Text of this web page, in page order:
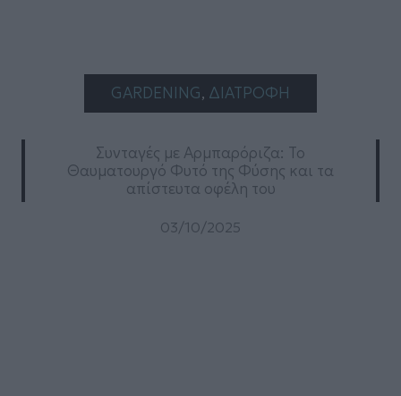
GARDENING, ΔΙΑΤΡΟΦΗ
Συνταγές με Αρμπαρόριζα: Το
Θαυματουργό Φυτό της Φύσης και τα
απίστευτα οφέλη του
03/10/2025